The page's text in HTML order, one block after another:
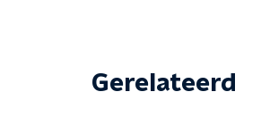
Gerelateerd